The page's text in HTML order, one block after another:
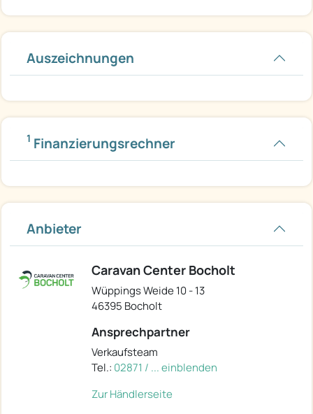
Auszeichnungen
1 Finanzierungsrechner
Anbieter
Caravan Center Bocholt
Wüppings Weide 10 - 13
46395 Bocholt
Ansprechpartner
Verkaufsteam
Tel.: 02871 / ... einblenden
Zur Händlerseite